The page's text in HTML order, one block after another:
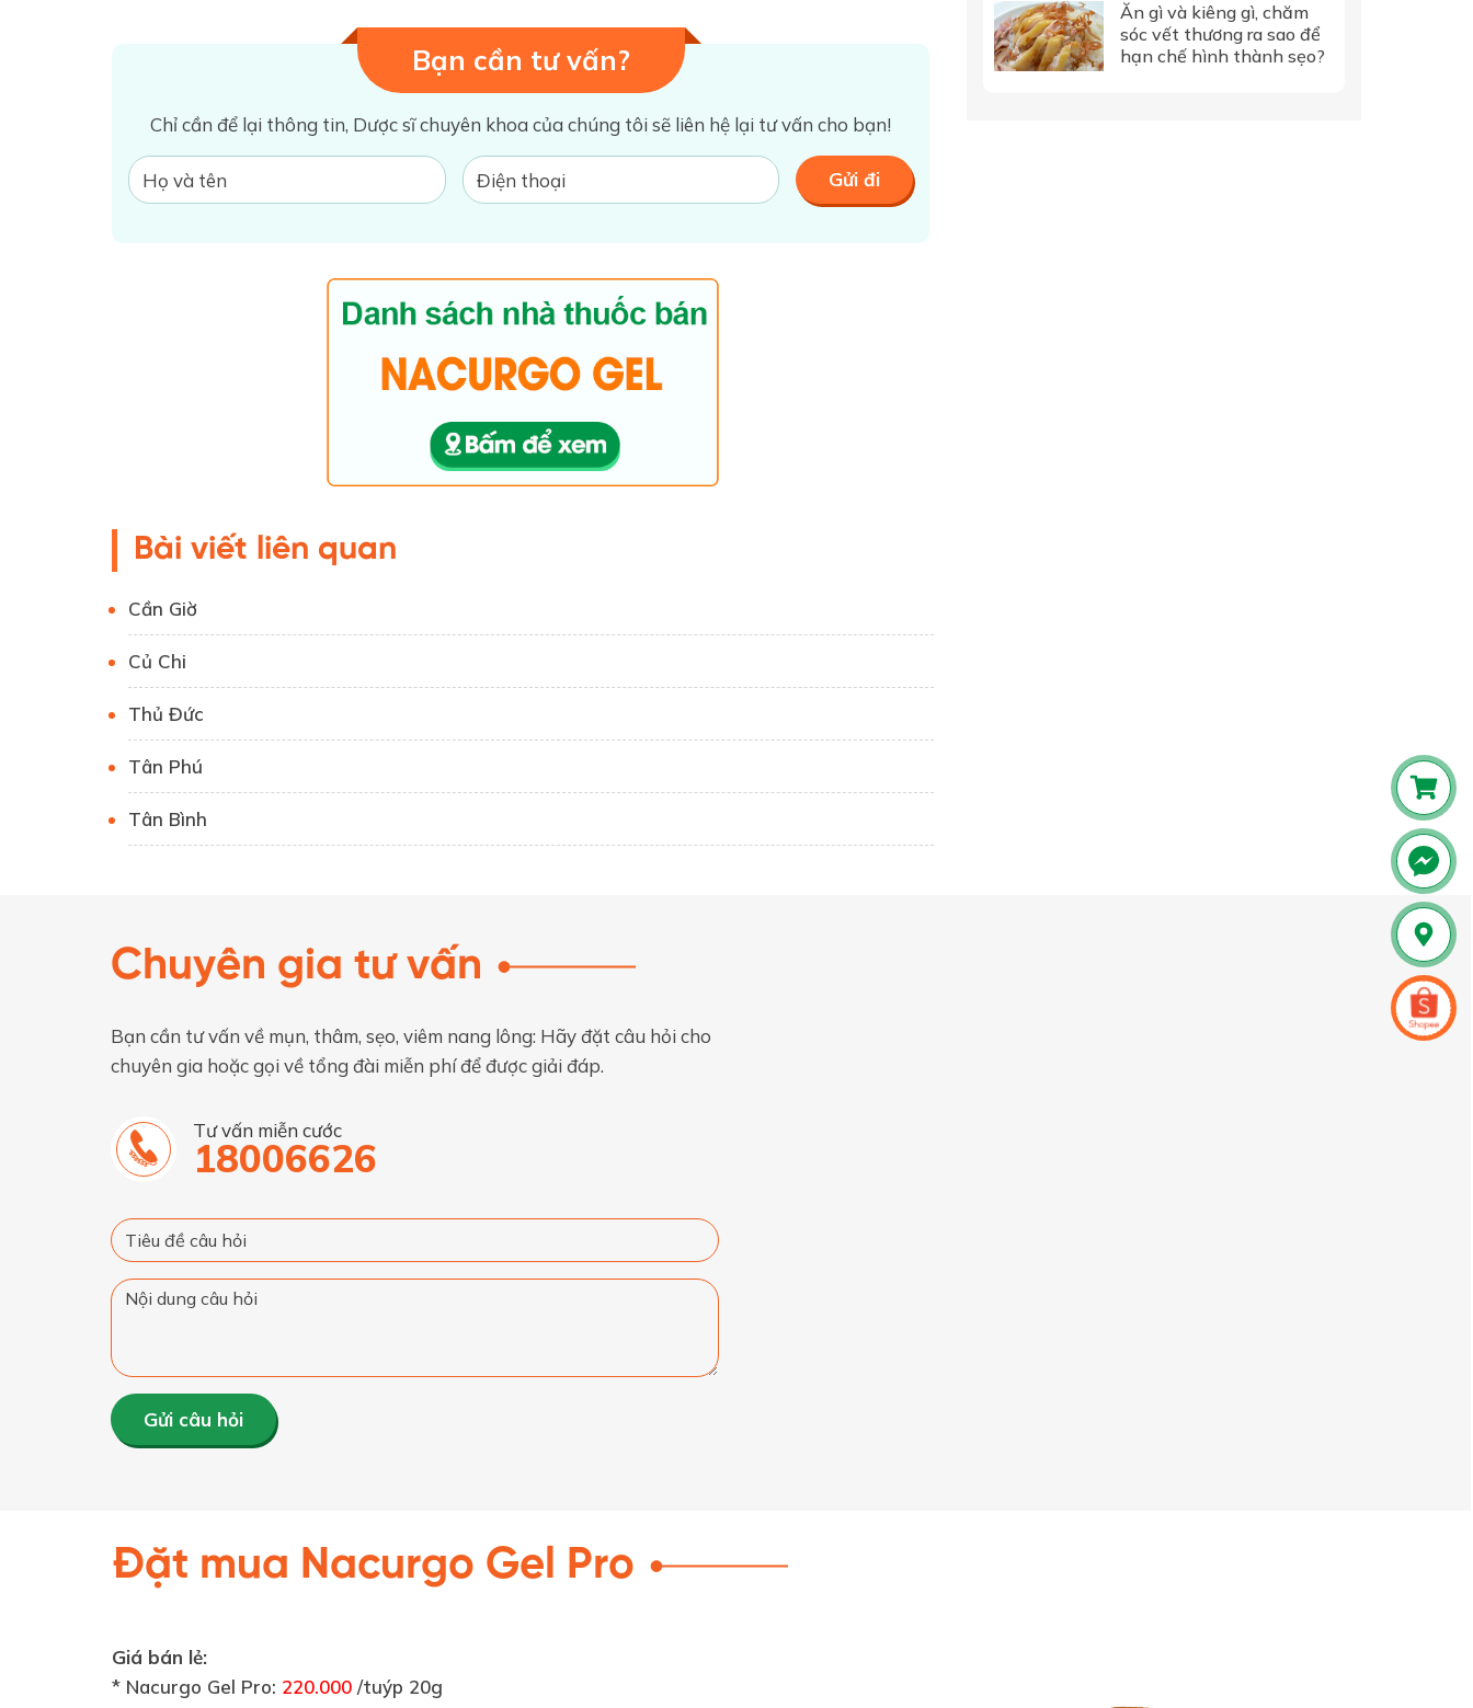
Bạn cần tư vấn?
Chỉ cần để lại thông tin, Dược sĩ chuyên khoa của chúng tôi sẽ liên hệ lại tư vấn cho bạn!
Bài viết liên quan
Cần Giờ
Củ Chi
Thủ Đức
Tân Phú
Tân Bình
Ăn gì và kiêng gì, chăm
sóc vết thương ra sao để
hạn chế hình thành sẹo?
Chuyên gia tư vấn
Bạn cần tư vấn về mụn, thâm, sẹo, viêm nang lông: Hãy đặt câu hỏi cho
chuyên gia hoặc gọi về tổng đài miễn phí để được giải đáp.
Tư vấn miễn cước
18006626
Gửi câu hỏi
Đặt mua Nacurgo Gel Pro
Giá bán lẻ:
* Nacurgo Gel Pro: 220.000 /tuýp 20g